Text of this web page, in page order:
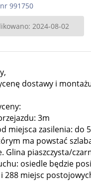
991750
2024-08-02
dostawy i
3m
miejsca zasilenia: do
ma powstać
Glina piaszczysta/
osiedle będzie
288 miejsc